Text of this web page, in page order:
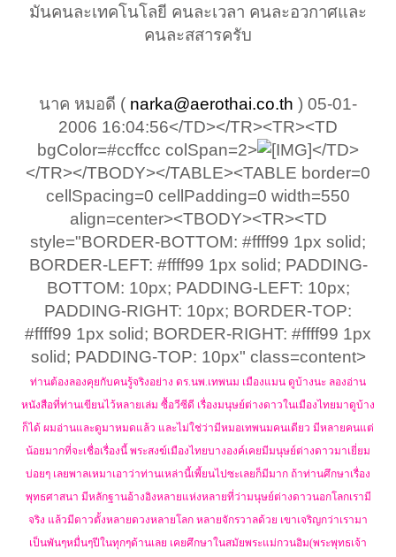
มันคนละเทคโนโลยี คนละเวลา คนละอวกาศและ
คนละสสารครับ
นาค หมอดี ( narka@aerothai.co.th ) 05-01-
2006 16:04:56</TD></TR><TR><TD
bgColor=#ccffcc colSpan=2>
</TD>
</TR></TBODY></TABLE><TABLE border=0
cellSpacing=0 cellPadding=0 width=550
align=center><TBODY><TR><TD
style="BORDER-BOTTOM: #ffff99 1px solid;
BORDER-LEFT: #ffff99 1px solid; PADDING-
BOTTOM: 10px; PADDING-LEFT: 10px;
PADDING-RIGHT: 10px; BORDER-TOP:
#ffff99 1px solid; BORDER-RIGHT: #ffff99 1px
solid; PADDING-TOP: 10px" class=content>
ท่านต้องลองคุยกับคนรู้จริงอย่าง ดร.นพ.เทพนม เมืองแมน ดูบ้างนะ ลองอ่าน
หนังสือที่ท่านเขียนไว้หลายเล่ม ซื้อวีซีดี เรื่องมนุษย์ต่างดาวในเมืองไทยมาดูบ้าง
ก็ได้ ผมอ่านและดูมาหมดแล้ว และไม่ใช่ว่ามีหมอเทพนมคนเดียว มีหลายคนแต่
น้อยมากที่จะเชื่อเรื่องนี้ พระสงฆ์เมืองไทยบางองค์เคยมีมนุษย์ต่างดาวมาเยี่ยม
บ่อยๆ เลยพาลเหมาเอาว่าท่านเหล่านี้เพี้ยนไปซะเลยก็มีมาก ถ้าท่านศึกษาเรื่อง
พุทธศาสนา มีหลักฐานอ้างอิงหลายแห่งหลายที่ว่ามนุษย์ต่างดาวนอกโลกเรามี
จริง แล้วมีดาวตั้งหลายดวงหลายโลก หลายจักรวาลด้วย เขาเจริญกว่าเรามา
เป็นพันๆหมื่นๆปีในทุกๆด้านเลย เคยศึกษาในสมัยพระแม่กวนอิม(พระพุทธเจ้า